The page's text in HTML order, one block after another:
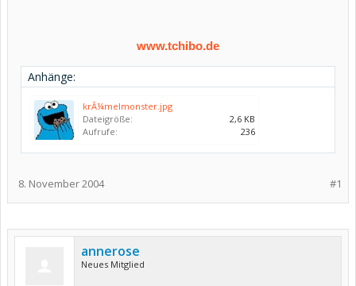
www.tchibo.de
Anhänge:
krÃ¼melmonster.jpg
Dateigröße:
2,6 KB
Aufrufe:
236
#1
8. November 2004
annerose
Neues Mitglied